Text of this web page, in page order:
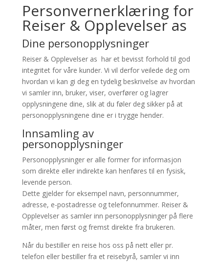
Personvernerklæring for
Reiser & Opplevelser as
Dine personopplysninger
Reiser & Opplevelser as har et bevisst forhold til god
integritet for våre kunder. Vi vil derfor veilede deg om
hvordan vi kan gi deg en tydelig beskrivelse av hvordan
vi samler inn, bruker, viser, overfører og lagrer
opplysningene dine, slik at du føler deg sikker på at
personopplysningene dine er i trygge hender.
Innsamling av
personopplysninger
Personopplysninger er alle former for informasjon
som direkte eller indirekte kan henføres til en fysisk,
levende person.
Dette gjelder for eksempel navn, personnummer,
adresse, e-postadresse og telefonnummer. Reiser &
Opplevelser as samler inn personopplysninger på flere
måter, men først og fremst direkte fra brukeren.
Når du bestiller en reise hos oss på nett eller pr.
telefon eller bestiller fra et reisebyrå, samler vi inn